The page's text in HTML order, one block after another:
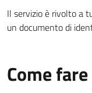
Il servizio è rivolto a
un documento di
Come fare